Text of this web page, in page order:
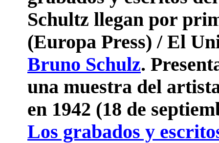
Schultz llegan por
(Europa Press) / El
Bruno Schulz.
una muestra del
en 1942 (18 de
Los grabados y